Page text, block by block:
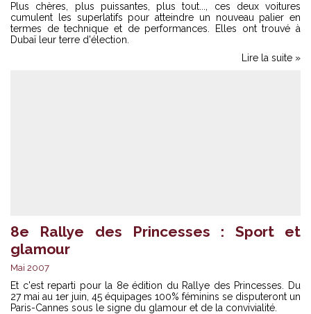
Plus chères, plus puissantes, plus tout..., ces deux voitures
cumulent les superlatifs pour atteindre un nouveau palier en
termes de technique et de performances. Elles ont trouvé à
Dubaï leur terre d'élection.
Lire la suite »
8e Rallye des Princesses : Sport et
glamour
Mai 2007
Et c'est reparti pour la 8e édition du Rallye des Princesses. Du
27 mai au 1er juin, 45 équipages 100% féminins se disputeront un
Paris-Cannes sous le signe du glamour et de la convivialité.